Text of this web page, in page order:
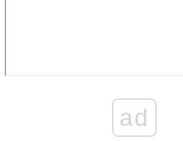
ad